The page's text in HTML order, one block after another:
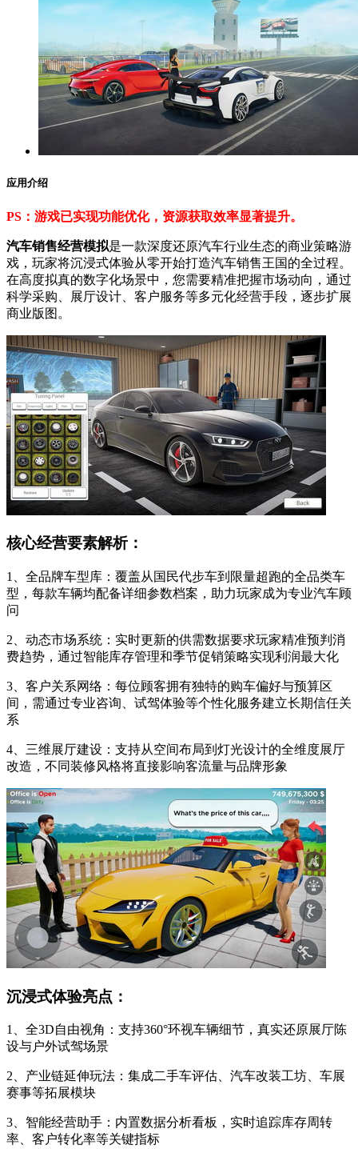
应用介绍
PS：游戏已实现功能优化，资源获取效率显著提升。
汽车销售经营模拟是一款深度还原汽车行业生态的商业策略游
戏，玩家将沉浸式体验从零开始打造汽车销售王国的全过程。
在高度拟真的数字化场景中，您需要精准把握市场动向，通过
科学采购、展厅设计、客户服务等多元化经营手段，逐步扩展
商业版图。
核心经营要素解析：
1、全品牌车型库：覆盖从国民代步车到限量超跑的全品类车
型，每款车辆均配备详细参数档案，助力玩家成为专业汽车顾
问
2、动态市场系统：实时更新的供需数据要求玩家精准预判消
费趋势，通过智能库存管理和季节促销策略实现利润最大化
3、客户关系网络：每位顾客拥有独特的购车偏好与预算区
间，需通过专业咨询、试驾体验等个性化服务建立长期信任关
系
4、三维展厅建设：支持从空间布局到灯光设计的全维度展厅
改造，不同装修风格将直接影响客流量与品牌形象
沉浸式体验亮点：
1、全3D自由视角：支持360°环视车辆细节，真实还原展厅陈
设与户外试驾场景
2、产业链延伸玩法：集成二手车评估、汽车改装工坊、车展
赛事等拓展模块
3、智能经营助手：内置数据分析看板，实时追踪库存周转
率、客户转化率等关键指标